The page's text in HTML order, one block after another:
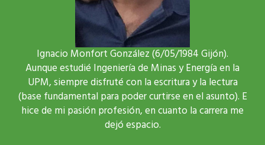
Ignacio Monfort González (6/05/1984 Gijón).
Aunque estudié Ingeniería de Minas y Energía en la
UPM, siempre disfruté con la escritura y la lectura
(base fundamental para poder curtirse en el asunto). E
hice de mi pasión profesión, en cuanto la carrera me
dejó espacio.